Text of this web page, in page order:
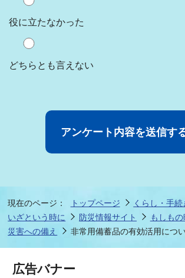
役に立たなかった
どちらとも言えない
現在のページ： トップページ
くらし・手続
いざという時に
防災情報サイト
もしも
災害への備え
非常用備蓄品の有効活用につ
広告バナー